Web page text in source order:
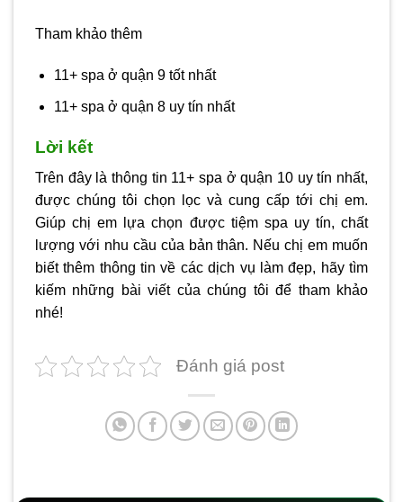
Tham khảo thêm
11+ spa ở quận 9 tốt nhất
11+ spa ở quận 8 uy tín nhất
Lời kết
Trên đây là thông tin 11+ spa ở quận 10 uy tín nhất,
được chúng tôi chọn lọc và cung cấp tới chị em.
Giúp chị em lựa chọn được tiệm spa uy tín, chất
lượng với nhu cầu của bản thân. Nếu chị em muốn
biết thêm thông tin về các dịch vụ làm đẹp, hãy tìm
kiếm những bài viết của chúng tôi để tham khảo
nhé!
Đánh giá post